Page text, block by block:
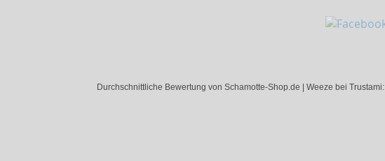
Durchschnittliche Bewertung von Schamotte-Shop.de | Weeze bei Trustami: